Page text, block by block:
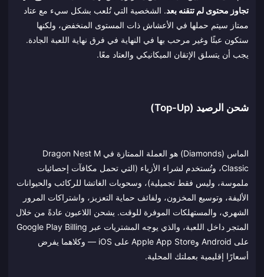
تجاوز محتوى لم تتقنه بعد. الشخصية التي تُلعب بشكل سيء مع عتاد
ممتاز سيتم حملها في الأعشاش ذات المستوى المنخفض، ولكنها
ستكون عبئًا وغير مرحب بها في النهاية في فرق نهاية اللعبة الجادة.
يجب أن يتسلق الإتقان الميكانيكي والعتاد معًا.
شحن الرصيد (Top-Up)
الماس (Diamonds) هو العملة الممتازة في Dragon Nest M
Classic، وتُستخدم لشراء الأزياء (التي تحمل مكافآت إحصائيات
ملموسة، وليس فقط تجميلية)، وسحوبات الغاتشا للركائب والحيوانات
الأليفة، وتوسيع المخزون، ولفائف حماية التعزيز، واشتراكات المرور
الشهري، والمستهلكات الموفرة للوقت. يشحن اللاعبون عادةً من خلال
المتجر داخل اللعبة، والذي يوجه المشتريات عبر Google Play Billing
على Android وApple App Store على iOS — وكلاهما يفرض
أسعارًا إقليمية بعملتك المحلية.